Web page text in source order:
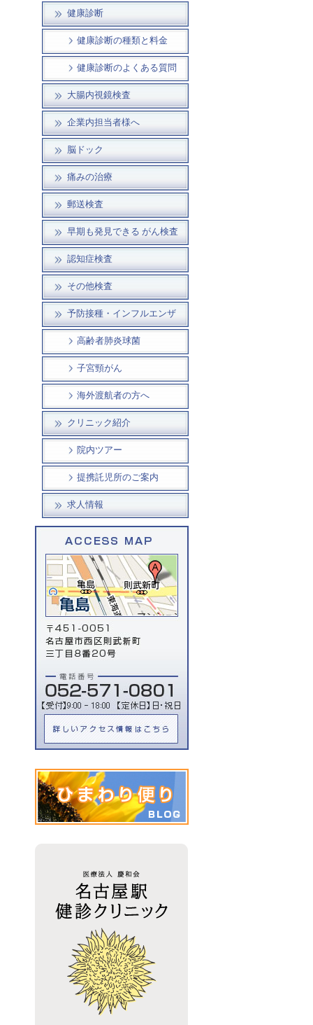
健康診断
健康診断の種類と料金
健康診断のよくある質問
大腸内視鏡検査
企業内担当者様へ
脳ドック
痛みの治療
郵送検査
早期も発見できる がん検査
認知症検査
その他検査
予防接種・インフルエンザ
高齢者肺炎球菌
子宮頸がん
海外渡航者の方へ
クリニック紹介
院内ツアー
提携託児所のご案内
求人情報